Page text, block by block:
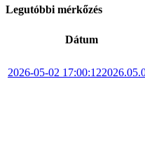
Legutóbbi mérkőzés
Dátum
2026-05-02 17:00:12